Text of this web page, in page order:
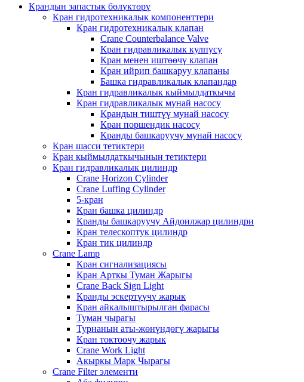
Крандын запастык бөлүктөрү
Кран гидротехникалык компоненттери
Кран гидротехникалык клапан
Crane Counterbalance Valve
Кран гидравликалык кулпусу
Кран менен иштөөчү клапан
Кран ийрип башкаруу клапаны
Башка гидравликалык клапандар
Кран гидравликалык кыймылдаткычы
Кран гидравликалык мунай насосу
Крандын тиштүү мунай насосу
Кран поршендик насосу
Кранды башкаруучу мунай насосу
Кран шасси тетиктери
Кран кыймылдаткычынын тетиктери
Кран гидравликалык цилиндр
Crane Horizon Cylinder
Crane Luffing Cylinder
5-кран
Кран башка цилиндр
Кранды башкаруучу Айдоилжар цилиндри
Кран телескоптук цилиндр
Кран тик цилиндр
Crane Lamp
Кран сигнализациясы
Кран Арткы Туман Жарыгы
Crane Back Sign Light
Кранды эскертүүчү жарык
Кран айкалыштырылган фарасы
Туман чырагы
Турнанын аты-жөнүндөгү жарыгы
Кран токтоочу жарык
Crane Work Light
Акыркы Марк Чырагы
Crane Filter элементи